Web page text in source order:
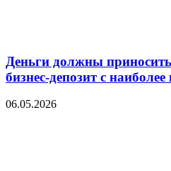
Деньги должны
бизнес-депозит с
06.05.2026